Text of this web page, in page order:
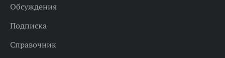
Обсуждения
Подписка
Справочник